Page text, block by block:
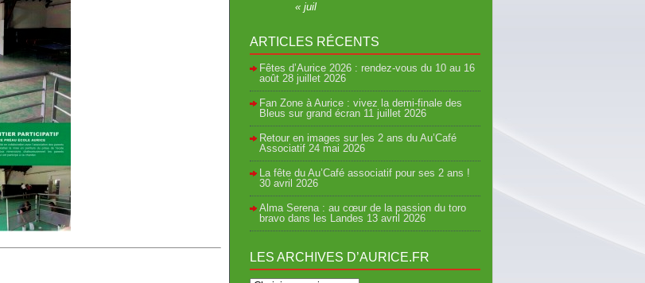
« juil
ARTICLES RÉCENTS
Fêtes d’Aurice 2026 : rendez-vous du 10 au 16
août 28 juillet 2026
Fan Zone à Aurice : vivez la demi-finale des
Bleus sur grand écran 11 juillet 2026
Retour en images sur les 2 ans du Au’Café
Associatif 24 mai 2026
La fête du Au’Café associatif pour ses 2 ans !
30 avril 2026
Alma Serena : au cœur de la passion du toro
bravo dans les Landes 13 avril 2026
LES ARCHIVES D’AURICE.FR